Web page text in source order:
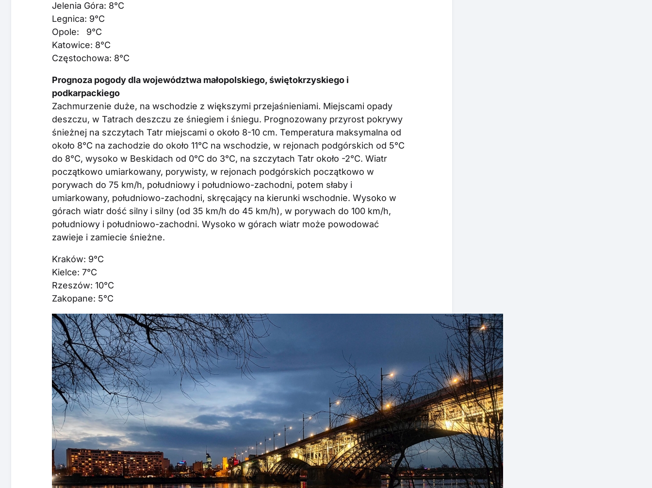
Jelenia Góra: 8°C
Legnica: 9°C
Opole: 9°C
Katowice: 8°C
Częstochowa: 8°C
Prognoza pogody dla województwa małopolskiego, świętokrzyskiego i
podkarpackiego
Zachmurzenie duże, na wschodzie z większymi przejaśnieniami. Miejscami opady
deszczu, w Tatrach deszczu ze śniegiem i śniegu. Prognozowany przyrost pokrywy
śnieżnej na szczytach Tatr miejscami o około 8-10 cm. Temperatura maksymalna od
około 8°C na zachodzie do około 11°C na wschodzie, w rejonach podgórskich od 5°C
do 8°C, wysoko w Beskidach od 0°C do 3°C, na szczytach Tatr około -2°C. Wiatr
początkowo umiarkowany, porywisty, w rejonach podgórskich początkowo w
porywach do 75 km/h, południowy i południowo-zachodni, potem słaby i
umiarkowany, południowo-zachodni, skręcający na kierunki wschodnie. Wysoko w
górach wiatr dość silny i silny (od 35 km/h do 45 km/h), w porywach do 100 km/h,
południowy i południowo-zachodni. Wysoko w górach wiatr może powodować
zawieje i zamiecie śnieżne.
Kraków: 9°C
Kielce: 7°C
Rzeszów: 10°C
Zakopane: 5°C